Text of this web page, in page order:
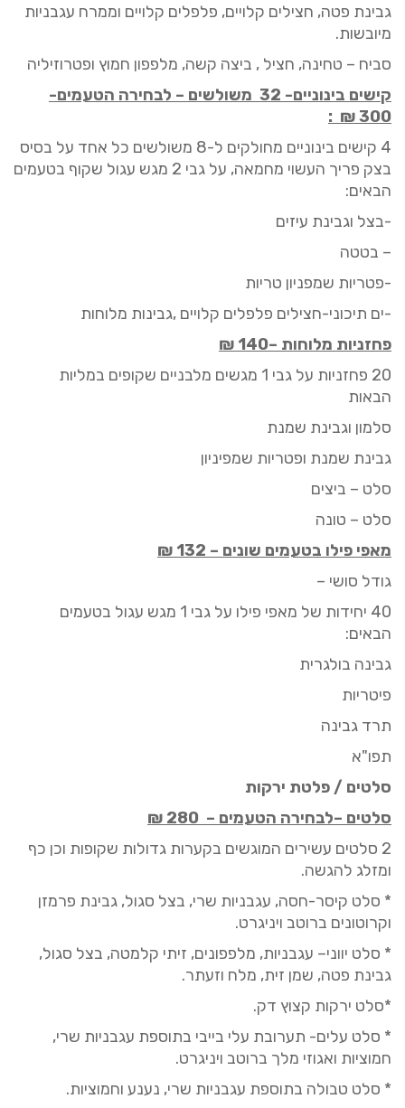
גבינת פטה, חצילים קלויים, פלפלים קלויים וממרח עגבניות
מיובשות.
סביח – טחינה, חציל , ביצה קשה, מלפפון חמוץ ופטרוזיליה
קישים בינוניים- 32 משולשים – לבחירה הטעמים-
300
₪ :
4 קישים בינוניים מחולקים ל-8 משולשים כל אחד
על בסיס
בצק פריך העשוי מחמאה, על גבי 2 מגש עגול שקוף בטעמים
הבאים:
-בצל וגבינת עיזים
– בטטה
-פטריות שמפניון טריות
-ים תיכוני-חצילים פלפלים קלויים ,גבינות מלוחות
פחזניות מלוחות –140
₪
20 פחזניות על גבי 1 מגשים מלבניים שקופים במליות
הבאות
סלמון וגבינת שמנת
גבינת שמנת ופטריות שמפיניון
סלט – ביצים
סלט – טונה
מאפי פילו בטעמים שונים – 132
₪
גודל סושי –
40 יחידות של מאפי פילו על גבי 1 מגש עגול בטעמים
הבאים:
גבינה בולגרית
פיטריות
תרד גבינה
תפו"א
סלטים / פלטת ירקות
סלטים –לבחירה הטעמים – 280
₪
2 סלטים עשירים המוגשים בקערות גדולות שקופות וכן כף
ומזלג להגשה.
* סלט קיסר-חסה, עגבניות שרי, בצל סגול, גבינת פרמזן
וקרוטונים ברוטב ויניגרט.
* סלט יווני– עגבניות, מלפפונים, זיתי קלמטה, בצל סגול,
גבינת פטה, שמן זית, מלח וזעתר.
*סלט ירקות קצוץ דק.
* סלט עלים- תערובת עלי בייבי בתוספת עגבניות שרי,
חמוציות ואגוזי מלך ברוטב ויניגרט.
* סלט טבולה בתוספת עגבניות שרי, נענע וחמוציות.